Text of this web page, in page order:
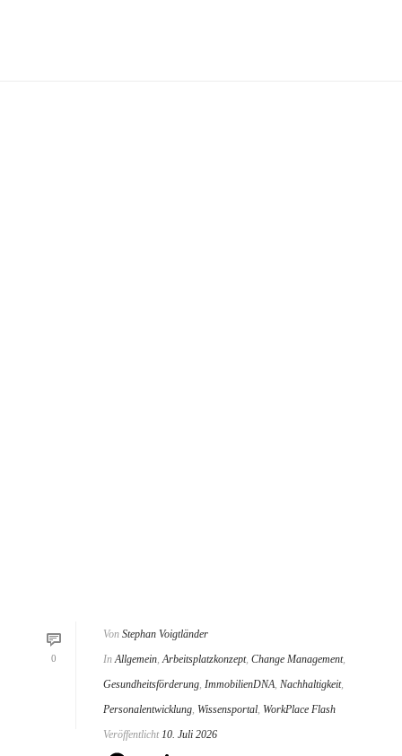
0
Von Stephan Voigtländer
In Allgemein,Arbeitsplatzkonzept, Change Management,
Gesundheitsförderung, ImmobilienDNA, Nachhaltigkeit,
Personalentwicklung, Wissensportal, WorkPlace Flash
Veröffentlicht 10. Juli 2026